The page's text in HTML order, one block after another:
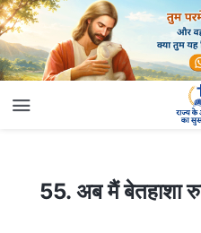
55. अब मैं बेतहाशा रुतबे के पीछे नहीं
55. अब मैं बेतहाशा